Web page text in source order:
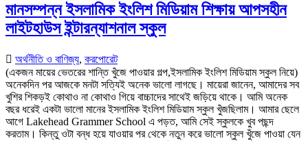
মানসম্পন্ন ইসলামিক ইংলিশ মিডিয়াম শিক্ষায় আপসহীন
লাইটহাউস ইন্টারন্যাশনাল স্কুল
অর্থনীতি ও বাণিজ্য, করপোরেট
(একজন মায়ের ভেতরের শান্তি খুঁজে পাওয়ার গল্প,ইসলামিক ইংলিশ মিডিয়াম স্কুল নিয়ে)
অনেকদিন পর আজকে মনটা সত্যিই অনেক ভালো লাগছে। মায়েরা জানেন, আমাদের সব
খুশির শিকড়ই কোথাও না কোথাও গিয়ে বাচ্চাদের সাথেই জড়িয়ে থাকে। আমি অনেক
বছর ধরেই একটা ভালো মানের ইসলামিক ইংলিশ মিডিয়াম স্কুল খুঁজছিলাম। আমার ছেলে
আগে Lakehead Grammer School এ পড়ত, আমি সেই স্কুলকে খুব পছন্দ
করতাম। কিন্তু ওটা বন্ধ হয়ে যাওয়ার পর থেকে নতুন করে ভালো স্কুল খুঁজে পাওয়া যেন